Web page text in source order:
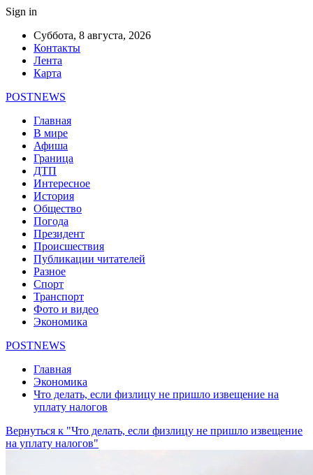
Sign in
Суббота, 8 августа, 2026
Контакты
Лента
Карта
POSTNEWS
Главная
В мире
Афиша
Граница
ДТП
Интересное
История
Общество
Погода
Президент
Происшествия
Публикации читателей
Разное
Спорт
Транспорт
Фото и видео
Экономика
POSTNEWS
Главная
Экономика
Что делать, если физлицу не пришло извещение на
уплату налогов
Вернуться к "Что делать, если физлицу не пришло извещение
на уплату налогов"